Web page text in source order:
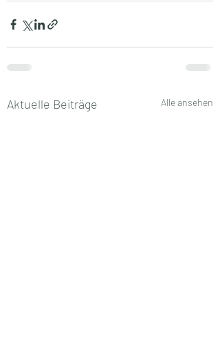
Aktuelle Beiträge Alle ansehen